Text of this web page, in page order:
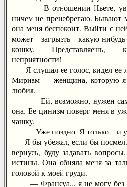
— В отношении Ньете,
ничем не пренебрегаю. Бывают
она меня беспокоит. Выйти с
может загрызть какую-
кошку. Представляешь,
неприятности!
Я слушал ее голос, видел ее
Мириам — женщина, которую я
любил.
— Ей, возможно, нужен
она. Ее цинизм поверг меня в
чашку.
— Уже поздно. Я только... и
Я бы убежал, если бы посмел.
вернусь, буду задавать
истины. Она обняла меня за
головой к моей груди.
— Франсуа... я не могу без